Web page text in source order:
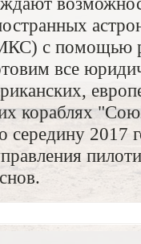
с помощью
все
кораблях
2017